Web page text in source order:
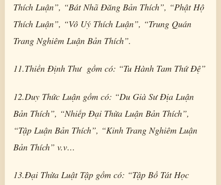
Thích Luận”, “Bát Nhã Đăng Bản Thích”, “Phật Hộ
Thích Luận”, “Vô Uý Thích Luận”, “Trung Quán
Trang Nghiêm Luận Bản Thích”.
11.Thiền Định Thư gồm có: “Tu Hành Tam Thứ Đệ”
12.Duy Thức Luận gồm có: “Du Già Sư Địa Luận
Bản Thích”, “Nhiếp Đại Thừa Luận Bản Thích”,
“Tập Luận Bản Thích”, “Kinh Trang Nghiêm Luận
Bản Thích” v.v…
13.Đại Thừa Luật Tập gồm có: “Tập Bồ Tát Học